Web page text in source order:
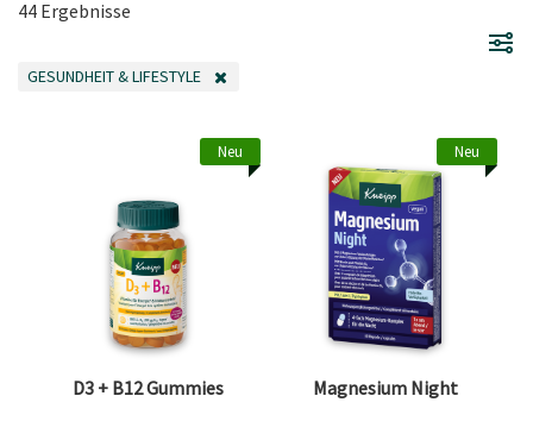
44 Ergebnisse
GESUNDHEIT & LIFESTYLE
Neu
D3 + B12 Gummies
Neu
Magnesium Night